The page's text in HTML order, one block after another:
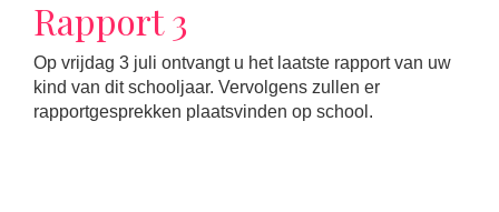
Rapport 3
Op vrijdag 3 juli ontvangt u het laatste rapport van uw
kind van dit schooljaar. Vervolgens zullen er
rapportgesprekken plaatsvinden op school.